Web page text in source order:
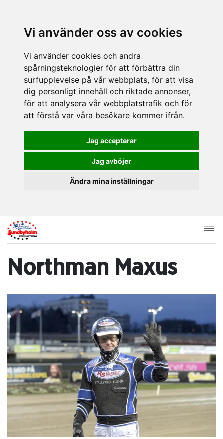
Vi använder oss av cookies
Vi använder cookies och andra
spårningsteknologier för att förbättra din
surfupplevelse på vår webbplats, för att visa
dig personligt innehåll och riktade annonser,
för att analysera vår webbplatstrafik och för
att förstå var våra besökare kommer ifrån.
Jag accepterar
Jag avböjer
Ändra mina inställningar
Northman Maxus